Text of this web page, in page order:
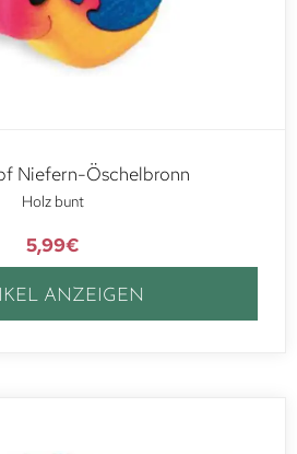
Niefern-Öschelbronn
Holz bunt
5,99€
ANZEIGEN